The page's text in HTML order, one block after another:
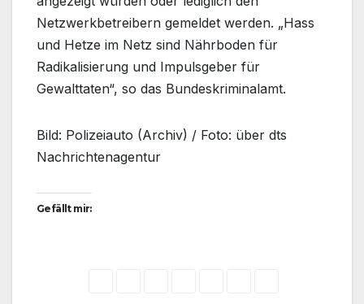
Netzwerkbetreibern gemeldet werden. „Hass
und Hetze im Netz sind Nährboden für
Radikalisierung und Impulsgeber für
Gewalttaten“, so das Bundeskriminalamt.
Bild: Polizeiauto (Archiv) / Foto: über dts
Nachrichtenagentur
Gefällt mir: